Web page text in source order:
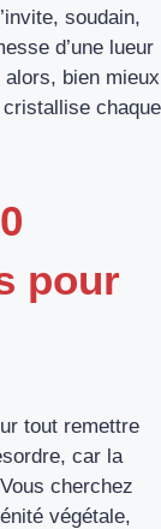
soudain,
d’une lueur
alors, bien mieux
chaque
pour
tout remettre
car la
cherchez
végétale,